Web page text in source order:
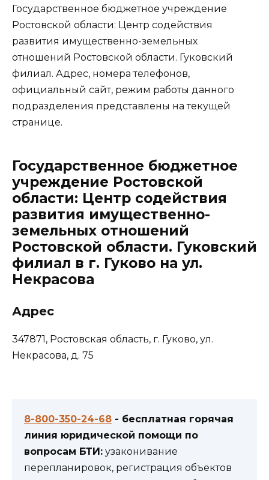
Государственное бюджетное учреждение
Ростовской области: Центр содействия
развития имущественно-земельных
отношений Ростовской области. Гуковский
филиал. Адрес, номера телефонов,
официальный сайт, режим работы данного
подразделения представлены на текущей
странице.
Государственное бюджетное
учреждение Ростовской
области: Центр содействия
развития имущественно-
земельных отношений
Ростовской области. Гуковский
филиал в г. Гуково на ул.
Некрасова
Адрес
347871, Ростовская область, г. Гуково, ул.
Некрасова, д. 75
8-800-350-24-68 - бесплатная горячая
линия юридической помощи по
вопросам БТИ: узаконивание
перепланировок, регистрация объектов